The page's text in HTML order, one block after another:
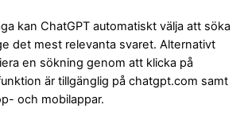
kan ChatGPT automatiskt välja att söka
det mest relevanta svaret. Alternativt
en sökning genom att klicka på
är tillgänglig på chatgpt.com samt
och mobilappar.